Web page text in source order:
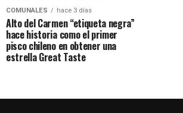
COMUNALES hace 3 días
Alto del Carmen “etiqueta negra”
hace historia como el primer
pisco chileno en obtener una
estrella Great Taste